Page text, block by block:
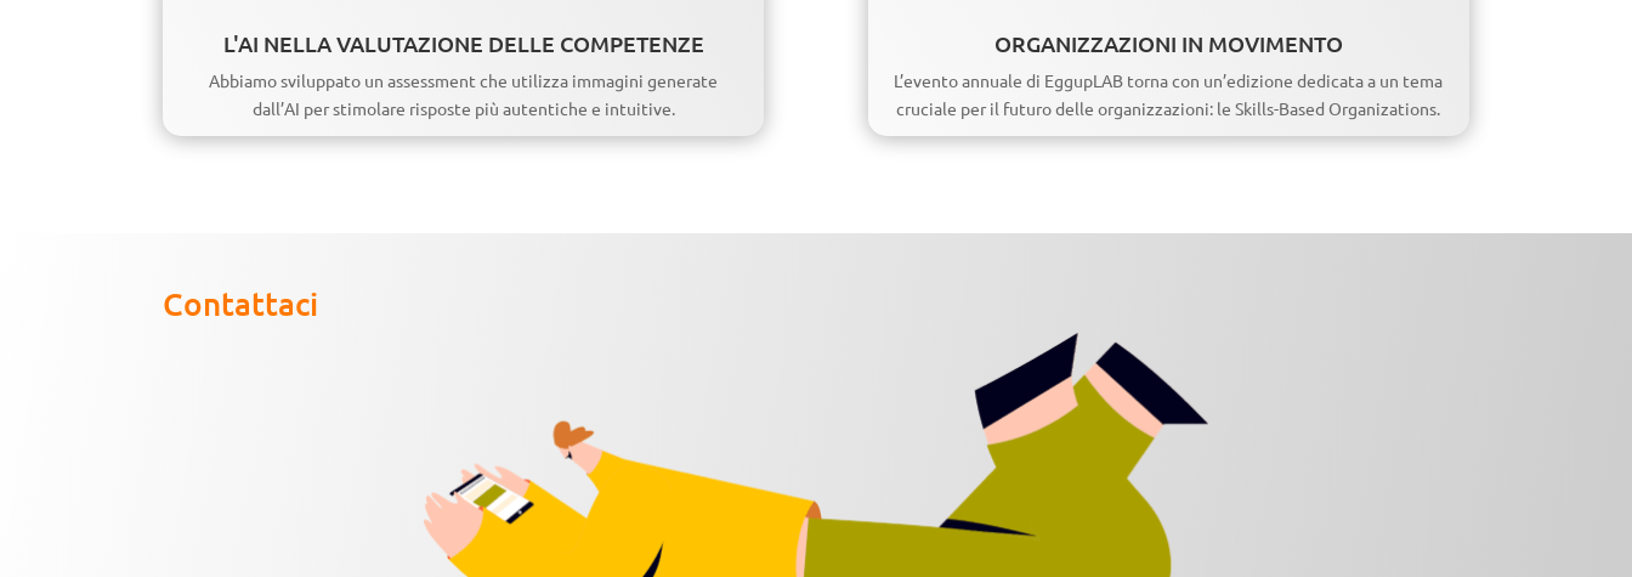
L'AI NELLA VALUTAZIONE DELLE COMPETENZE
Abbiamo sviluppato un assessment che utilizza immagini generate
dall’AI per stimolare risposte più autentiche e intuitive.
ORGANIZZAZIONI IN MOVIMENTO
L’evento annuale di EggupLAB torna con un’edizione dedicata a un tema
cruciale per il futuro delle organizzazioni: le Skills-Based Organizations.
Contattaci